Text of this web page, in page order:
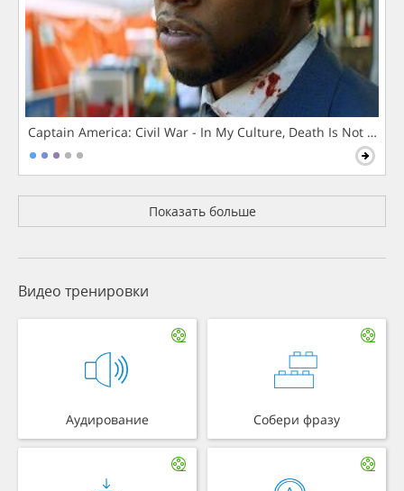
Captain America: Civil War - In My Culture, Death Is Not The
Показать больше
Видео тренировки
Аудирование Собери фразу